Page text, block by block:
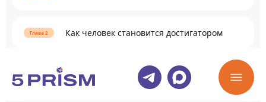
Как человек становится достигатором
Раскрыть содержание